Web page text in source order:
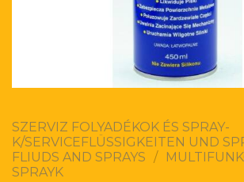
SZERVIZ FOLYADÉKOK ÉS SPRAY-
K/SERVICEFLÜSSIGKEITEN UND
FLIUDS AND SPRAYS /
SPRAYK